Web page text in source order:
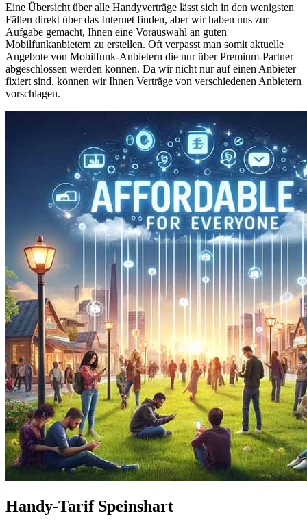
Eine Übersicht über alle Handyverträge lässt sich in den wenigsten
Fällen direkt über das Internet finden, aber wir haben uns zur
Aufgabe gemacht, Ihnen eine Vorauswahl an guten
Mobilfunkanbietern zu erstellen. Oft verpasst man somit aktuelle
Angebote von Mobilfunk-Anbietern die nur über Premium-Partner
abgeschlossen werden können. Da wir nicht nur auf einen Anbieter
fixiert sind, können wir Ihnen Verträge von verschiedenen Anbietern
vorschlagen.
Handy-Tarif Speinshart